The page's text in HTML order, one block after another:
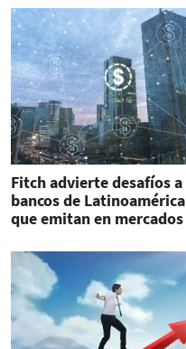
Fitch advierte desafíos a
bancos de Latinoamérica
que emitan en mercados